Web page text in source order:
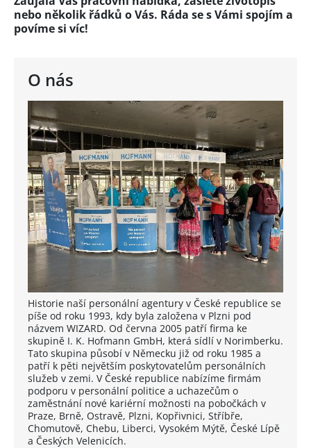
O nás
Historie naší personální agentury v České republice se
píše od roku 1993, kdy byla založena v Plzni pod
názvem WIZARD. Od června 2005 patří firma ke
skupině I. K. Hofmann GmbH, která sídlí v Norimberku.
Tato skupina působí v Německu již od roku 1985 a
patří k pěti největším poskytovatelům personálních
služeb v zemi. V České republice nabízíme firmám
podporu v personální politice a uchazečům o
zaměstnání nové kariérní možnosti na pobočkách v
Praze, Brně, Ostravě, Plzni, Kopřivnici, Stříbře,
Chomutově, Chebu, Liberci, Vysokém Mýtě, České Lípě
a Českých Velenicích.
nebo několik řádků o Vás. Ráda se s Vámi spojím a
povíme si víc!